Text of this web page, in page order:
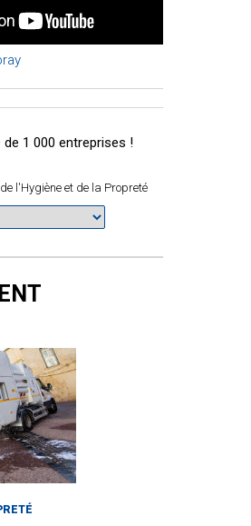
l'Hygiène et de la Propreté